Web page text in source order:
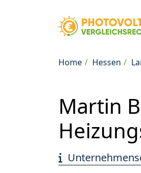
Home Hessen
Martin